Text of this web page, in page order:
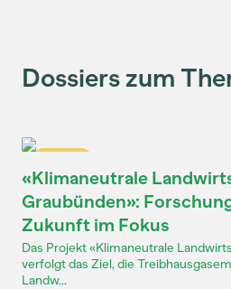
Dossiers zum
«Klimaneutrale
Graubünden»:
Zukunft im Fokus
Das Projekt «Klimaneutrale
verfolgt das Ziel, die
Landw...